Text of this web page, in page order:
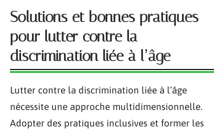
Solutions et bonnes pratiques
pour lutter contre la
discrimination liée à l’âge
Lutter contre la discrimination liée à l’âge
nécessite une approche multidimensionnelle.
Adopter des pratiques inclusives et former les